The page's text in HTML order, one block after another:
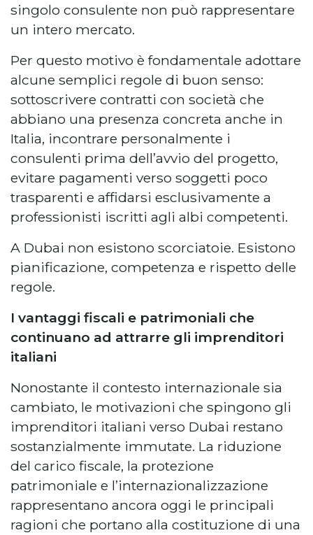
singolo consulente non può rappresentare
un intero mercato.
Per questo motivo è fondamentale adottare
alcune semplici regole di buon senso:
sottoscrivere contratti con società che
abbiano una presenza concreta anche in
Italia, incontrare personalmente i
consulenti prima dell’avvio del progetto,
evitare pagamenti verso soggetti poco
trasparenti e affidarsi esclusivamente a
professionisti iscritti agli albi competenti.
A Dubai non esistono scorciatoie. Esistono
pianificazione, competenza e rispetto delle
regole.
I vantaggi fiscali e patrimoniali che
continuano ad attrarre gli imprenditori
italiani
Nonostante il contesto internazionale sia
cambiato, le motivazioni che spingono gli
imprenditori italiani verso Dubai restano
sostanzialmente immutate. La riduzione
del carico fiscale, la protezione
patrimoniale e l’internazionalizzazione
rappresentano ancora oggi le principali
ragioni che portano alla costituzione di una